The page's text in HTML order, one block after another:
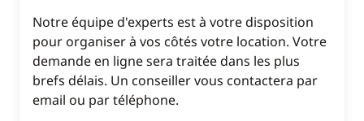
Notre équipe d'experts est à votre disposition
pour organiser à vos côtés votre location. Votre
demande en ligne sera traitée dans les plus
brefs délais. Un conseiller vous contactera par
email ou par téléphone.